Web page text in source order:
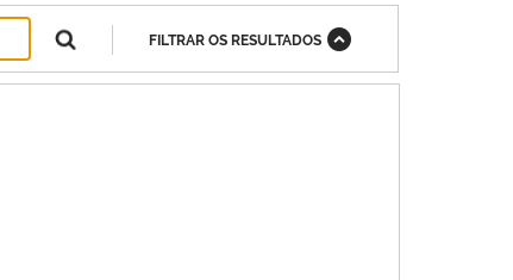
FILTRAR OS RESULTADOS